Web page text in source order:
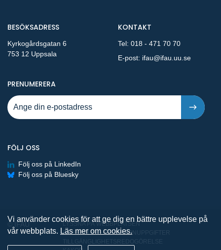
BESÖKSADRESS
Kyrkogårdsgatan 6
753 12 Uppsala
KONTAKT
Tel: 018 - 471 70 70
E-post: ifau@ifau.uu.se
PRENUMERERAPÅ NYA PUBLIKATIONER OCH
FÖLJ OSS
Följ oss på LinkedIn
Följ oss på Bluesky
© IFAU
LYSSNA PÅ WEBBPLATSEN
BEHANDLING AV PERSONUPPGIFTER
TILLGÄNGLIGHETSREDOGÖRELSE
Vi använder cookies för att ge dig en bättre upplevelse på
vår webbplats. Läs mer om cookies.